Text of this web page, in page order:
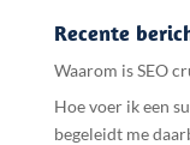
Recente
Waarom is SEO
Hoe voer ik een
begeleidt me